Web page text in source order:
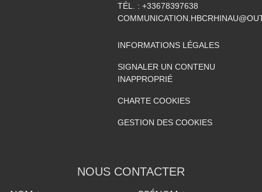
TÉL. : +33678397638
INFORMATIONS LÉGALES
SIGNALER UN CONTENU
INAPPROPRIÉ
CHARTE COOKIES
GESTION DES COOKIES
NOUS CONTACTER